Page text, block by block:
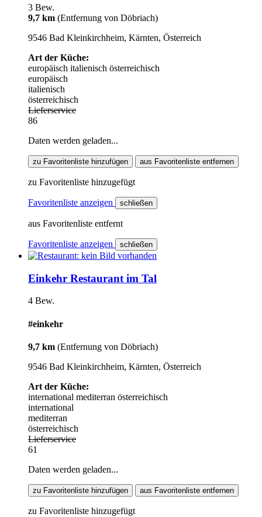
3 Bew.
9,7 km (Entfernung von Döbriach)
9546 Bad Kleinkirchheim, Kärnten, Österreich
Art der Küche:
europäisch italienisch österreichisch
europäisch
italienisch
österreichisch
Lieferservice
86
Daten werden geladen...
zu Favoritenliste hinzufügen aus Favoritenliste entfernen
zu Favoritenliste hinzugefügt
Favoritenliste anzeigen schließen
aus Favoritenliste entfernt
Favoritenliste anzeigen schließen
Einkehr Restaurant im Tal
4 Bew.
#einkehr
9,7 km (Entfernung von Döbriach)
9546 Bad Kleinkirchheim, Kärnten, Österreich
Art der Küche:
international mediterran österreichisch
international
mediterran
österreichisch
Lieferservice
61
Daten werden geladen...
zu Favoritenliste hinzufügen aus Favoritenliste entfernen
zu Favoritenliste hinzugefügt